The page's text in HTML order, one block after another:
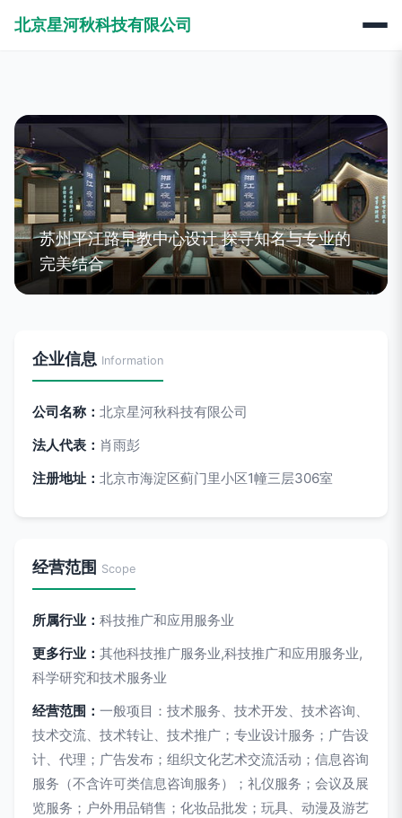
北京星河秋科技有限公司
苏州平江路早教中心设计 探寻知名与专业的
完美结合
企业信息 Information
公司名称： 北京星河秋科技有限公司
法人代表： 肖雨彭
注册地址： 北京市海淀区蓟门里小区1幢三层306室
经营范围 Scope
所属行业： 科技推广和应用服务业
更多行业： 其他科技推广服务业,科技推广和应用服务业,
科学研究和技术服务业
经营范围： 一般项目：技术服务、技术开发、技术咨询、
技术交流、技术转让、技术推广；专业设计服务；广告设
计、代理；广告发布；组织文化艺术交流活动；信息咨询
服务（不含许可类信息咨询服务）；礼仪服务；会议及展
览服务；户外用品销售；化妆品批发；玩具、动漫及游艺